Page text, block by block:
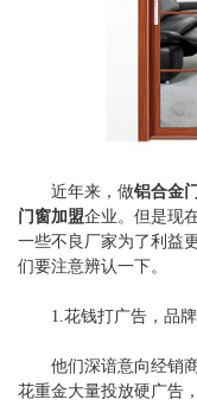
近年来，做铝合金
门窗加盟企业。但是现
一些不良厂家为了利益
们要注意辨认一下。
1.花钱打广告，品
他们深谙意向经销
花重金大量投放硬广告